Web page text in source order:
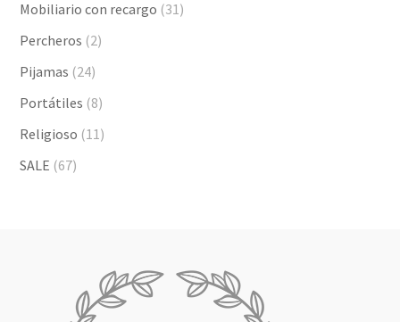
Mobiliario con recargo (31)
Percheros (2)
Pijamas (24)
Portátiles (8)
Religioso (11)
SALE (67)